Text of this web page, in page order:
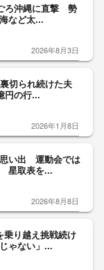
ろ沖縄に直撃 勢
など太...
2026年8月3日
切られ続けた夫
円の行...
2026年1月8日
い出 運動会では
星取表を...
2026年8月8日
乗り越え挑戦続け
ゃない」...